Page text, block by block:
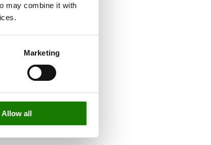
may combine it with
Marketing
Allow all